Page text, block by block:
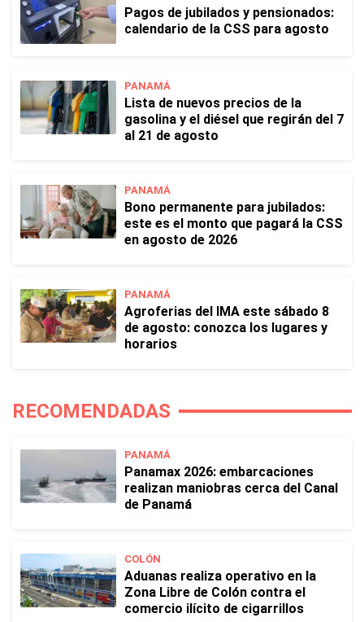
Pagos de jubilados y pensionados:
calendario de la CSS para agosto
PANAMÁ
Lista de nuevos precios de la
gasolina y el diésel que regirán del 7
al 21 de agosto
PANAMÁ
Bono permanente para jubilados:
este es el monto que pagará la CSS
en agosto de 2026
PANAMÁ
Agroferias del IMA este sábado 8
de agosto: conozca los lugares y
horarios
RECOMENDADAS
PANAMÁ
Panamax 2026: embarcaciones
realizan maniobras cerca del Canal
de Panamá
COLÓN
Aduanas realiza operativo en la
Zona Libre de Colón contra el
comercio ilícito de cigarrillos